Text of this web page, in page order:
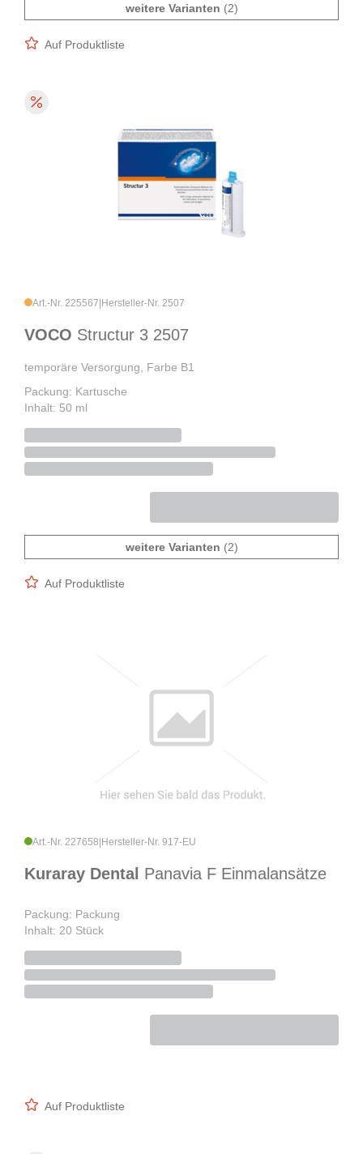
weitere Varianten (2)
Auf Produktliste
Art.-Nr. 225567 Hersteller-Nr. 2507
VOCO Structur 3 2507
temporäre Versorgung, Farbe B1
Packung: Kartusche
Inhalt: 50 ml
weitere Varianten (2)
Auf Produktliste
Art.-Nr. 227658 Hersteller-Nr. 917-EU
Kuraray Dental Panavia F Einmalansätze
Packung: Packung
Inhalt: 20 Stück
Auf Produktliste